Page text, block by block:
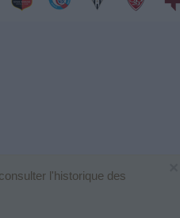
l'historique des